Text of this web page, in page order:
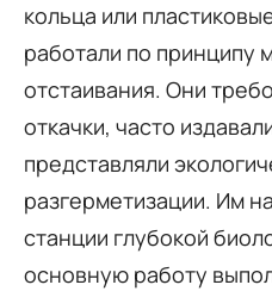
кольца или
работали по принципу
отстаивания. Они
откачки, часто
представляли
разгерметизации. Им
станции глубокой
основную работу